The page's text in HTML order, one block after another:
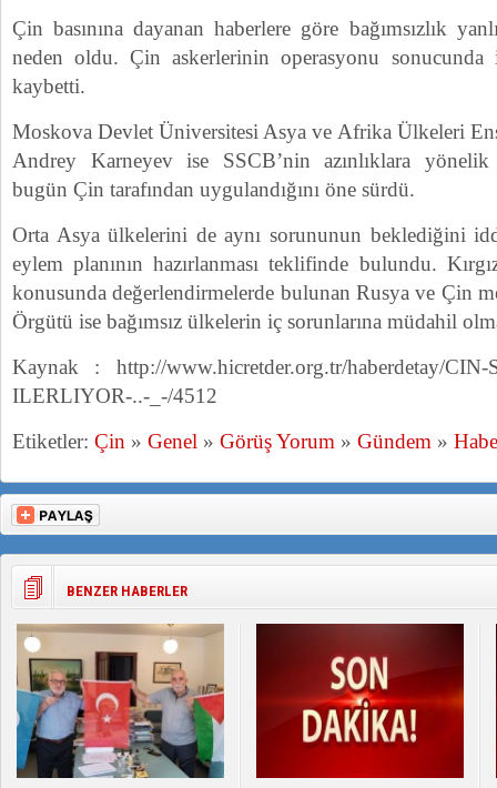
Çin basınına dayanan haberlere göre bağımsızlık
neden oldu. Çin askerlerinin operasyonu sonucunda
kaybetti.
Moskova Devlet Üniversitesi Asya ve Afrika Ülkeleri
Andrey Karneyev ise SSCB’nin azınlıklara yönelik
bugün Çin tarafından uygulandığını öne sürdü.
Orta Asya ülkelerini de aynı sorununun beklediğini
eylem planının hazırlanması teklifinde bulundu.
konusunda değerlendirmelerde bulunan Rusya ve Çin
Örgütü ise bağımsız ülkelerin iç sorunlarına müdahil
Kaynak : http://www.hicretder.org.tr/haberdetay/
ILERLIYOR-..-_-/4512
Etiketler: Çin » Genel » Görüş Yorum » Gündem »
BENZER HABERLER